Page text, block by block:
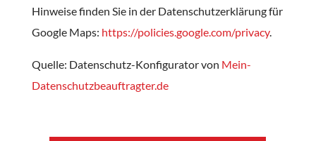
Hinweise finden Sie in der Datenschutzerklärung für
Google Maps: https://policies.google.com/privacy.
Quelle: Datenschutz-Konfigurator von Mein-
Datenschutzbeauftragter.de